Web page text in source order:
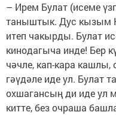
– Ирем Булат (исеме
таныштык. Дус кызым
итеп чакырды. Булат
кинодагыча инде! Бер
чәчле, кап-кара кашлы,
гәүдәле иде ул. Булат
охшагансың ди иде ул
китте, без очраша